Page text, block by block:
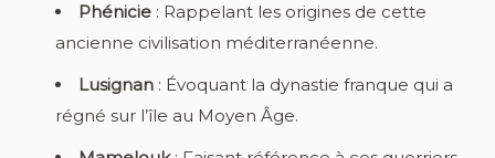
Phénicie : Rappelant les origines de cette
ancienne civilisation méditerranéenne.
Lusignan : Évoquant la dynastie franque qui a
régné sur l’île au Moyen Âge.